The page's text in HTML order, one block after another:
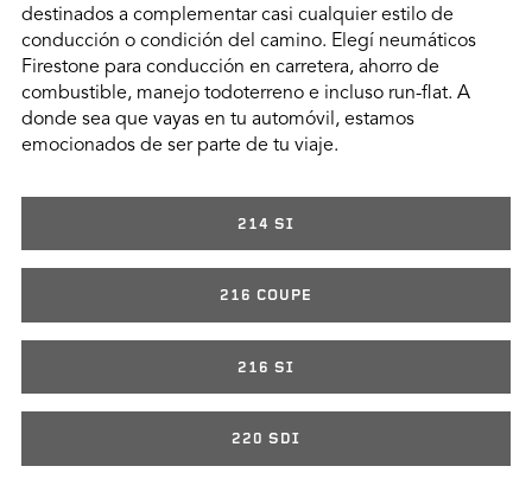
destinados a complementar casi cualquier estilo de
conducción o condición del camino. Elegí neumáticos
Firestone para conducción en carretera, ahorro de
combustible, manejo todoterreno e incluso run-flat. A
donde sea que vayas en tu automóvil, estamos
emocionados de ser parte de tu viaje.
214 SI
216 COUPE
216 SI
220 SDI